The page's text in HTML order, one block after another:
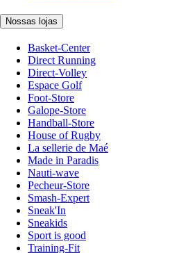
Nossas lojas
Basket-Center
Direct Running
Direct-Volley
Espace Golf
Foot-Store
Galope-Store
Handball-Store
House of Rugby
La sellerie de Maé
Made in Paradis
Nauti-wave
Pecheur-Store
Smash-Expert
Sneak'In
Sneakids
Sport is good
Training-Fit